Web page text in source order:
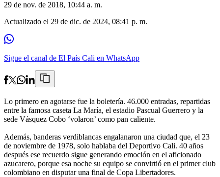
29 de nov. de 2018, 10:44 a. m.
Actualizado el 29 de dic. de 2024, 08:41 p. m.
Sigue el canal de El País Cali en WhatsApp
Lo primero en agotarse fue la boletería. 46.000 entradas, repartidas
entre la famosa caseta La María, el estadio Pascual Guerrero y la
sede Vásquez Cobo ‘volaron’ como pan caliente.
Además, banderas verdiblancas engalanaron una ciudad que, el 23
de noviembre de 1978, solo hablaba del Deportivo Cali. 40 años
después ese recuerdo sigue generando emoción en el aficionado
azucarero, porque esa noche su equipo se convirtió en el primer club
colombiano en disputar una final de Copa Libertadores.